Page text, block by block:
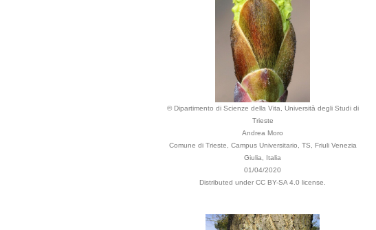
© Dipartimento di Scienze della Vita, Università degli Studi di
Trieste
Andrea Moro
Comune di Trieste, Campus Universitario, TS, Friuli Venezia
Giulia, Italia
01/04/2020
Distributed under CC BY-SA 4.0 license.